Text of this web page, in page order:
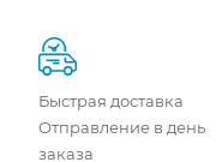
Быстрая доставка
Отправление в день
заказа